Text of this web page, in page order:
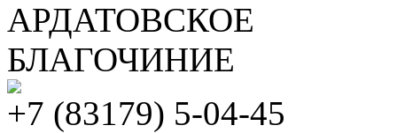
АРДАТОВСКОЕ
БЛАГОЧИНИЕ
+7 (83179) 5-04-45